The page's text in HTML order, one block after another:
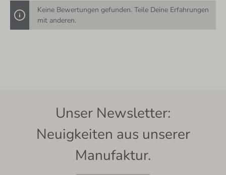
Keine Bewertungen gefunden. Teile Deine Erfahrungen
mit anderen.
Unser Newsletter:
Neuigkeiten aus unserer
Manufaktur.